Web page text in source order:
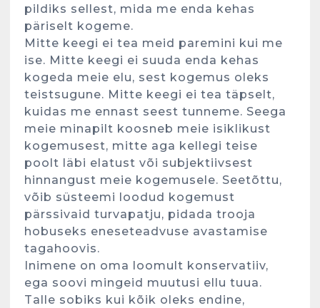
pildiks sellest, mida me enda kehas
päriselt kogeme.
Mitte keegi ei tea meid paremini kui me
ise. Mitte keegi ei suuda enda kehas
kogeda meie elu, sest kogemus oleks
teistsugune. Mitte keegi ei tea täpselt,
kuidas me ennast seest tunneme. Seega
meie minapilt koosneb meie isiklikust
kogemusest, mitte aga kellegi teise
poolt läbi elatust või subjektiivsest
hinnangust meie kogemusele. Seetõttu,
võib süsteemi loodud kogemust
pärssivaid turvapatju, pidada trooja
hobuseks eneseteadvuse avastamise
tagahoovis.
Inimene on oma loomult konservatiiv,
ega soovi mingeid muutusi ellu tuua.
Talle sobiks kui kõik oleks endine,